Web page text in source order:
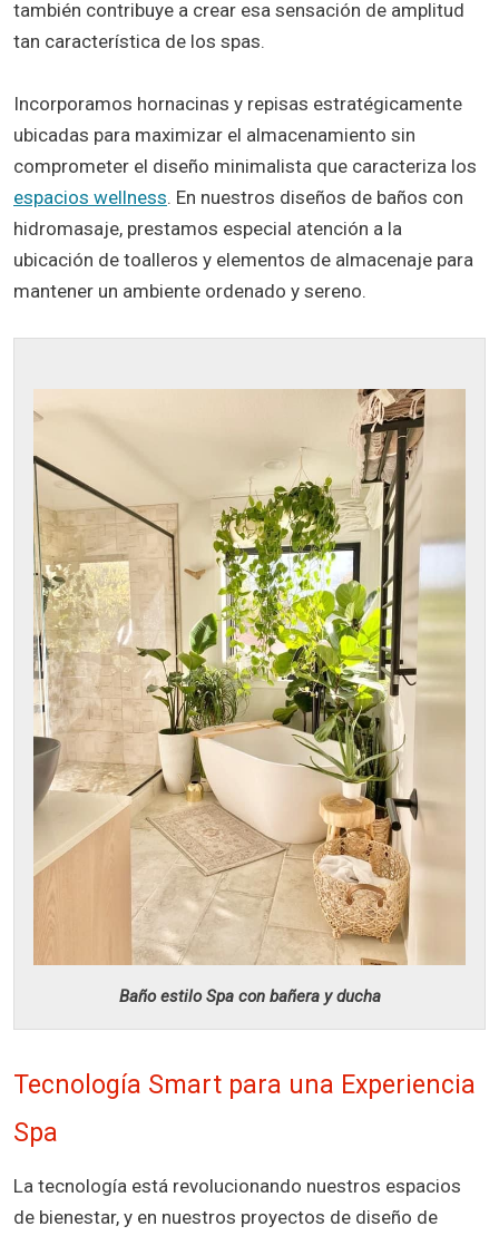
también contribuye a crear esa sensación de amplitud
tan característica de los spas.
Incorporamos hornacinas y repisas estratégicamente
ubicadas para maximizar el almacenamiento sin
comprometer el diseño minimalista que caracteriza los
espacios wellness. En nuestros diseños de baños con
hidromasaje, prestamos especial atención a la
ubicación de toalleros y elementos de almacenaje para
mantener un ambiente ordenado y sereno.
Baño estilo Spa con bañera y ducha
Tecnología Smart para una Experiencia
Spa
La tecnología está revolucionando nuestros espacios
de bienestar, y en nuestros proyectos de diseño de